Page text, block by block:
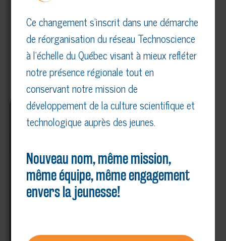
BANDE DESSINÉE « IL M’EN FAUT UN ! »
15,00$
Ce changement s’inscrit dans une démarche
de réorganisation du réseau Technoscience
à l’échelle du Québec visant à mieux refléter
notre présence régionale tout en
conservant notre mission de
développement de la culture scientifique et
technologique auprès des jeunes.
Nouveau nom, même mission,
même équipe, même engagement
envers la jeunesse!